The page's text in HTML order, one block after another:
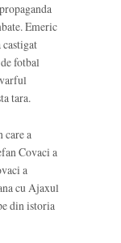
Emeric
fotbal
tara.
care a
Covaci a
a
cu Ajaxul
din istoria